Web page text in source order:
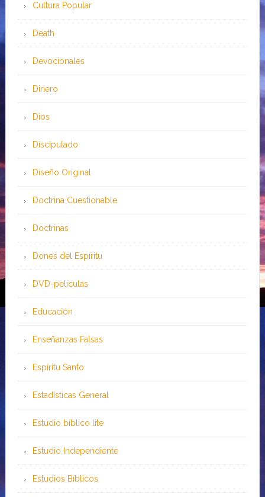
Cultura Popular
Death
Devocionales
Dinero
Dios
Discipulado
Diseño Original
Doctrina Cuestionable
Doctrinas
Dones del Espíritu
DVD-peliculas
Educación
Enseñanzas Falsas
Espíritu Santo
Estadísticas General
Estudio bíblico lite
Estudio Independiente
Estudios Bíblicos